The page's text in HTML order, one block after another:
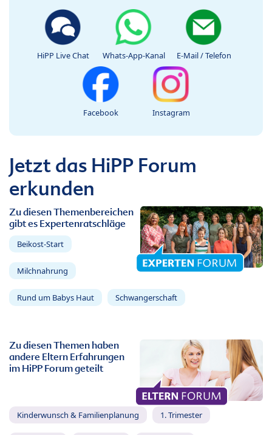
HiPP Live Chat Whats-App-Kanal E-Mail / Telefon
Facebook Instagram
Jetzt das HiPP Forum
erkunden
Zu diesen Themenbereichen
gibt es Expertenratschläge
Beikost-Start
Milchnahrung
Rund um Babys Haut Schwangerschaft
Zu diesen Themen haben
andere Eltern Erfahrungen
im HiPP Forum geteilt
Kinderwunsch & Familienplanung 1. Trimester